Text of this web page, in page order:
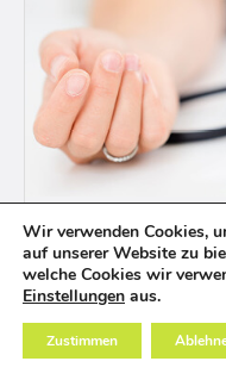
Sie möchten Ihren
Ihr
Informationen zu
Wir verwenden Cookies,
auf unserer Website zu
welche Cookies wir
Einstellungen aus.
Zustimmen